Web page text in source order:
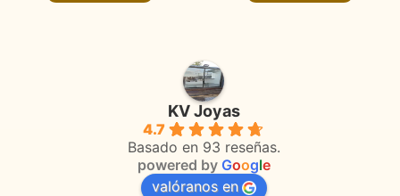
KV Joyas
4.7
Basado en 93 reseñas.
powered by Google
valóranos en